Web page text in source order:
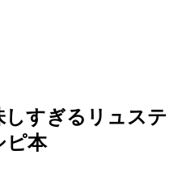
すぎるリュステ
ピ本